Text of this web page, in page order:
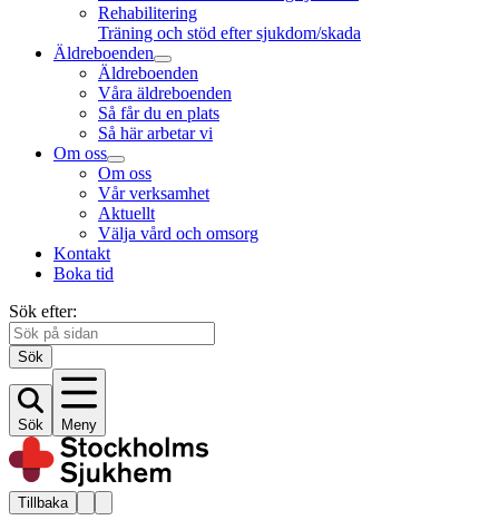
Rehabilitering
Träning och stöd efter sjukdom/skada
Äldreboenden
Äldreboenden
Våra äldreboenden
Så får du en plats
Så här arbetar vi
Om oss
Om oss
Vår verksamhet
Aktuellt
Välja vård och omsorg
Kontakt
Boka tid
Sök efter:
Sök
Sök Meny
Tillbaka